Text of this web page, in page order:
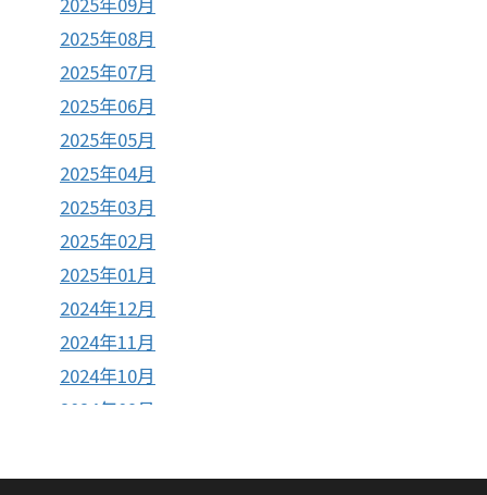
2025年08月
2025年07月
2025年06月
2025年05月
2025年04月
2025年03月
2025年02月
2025年01月
2024年12月
2024年11月
2024年10月
2024年09月
2024年07月